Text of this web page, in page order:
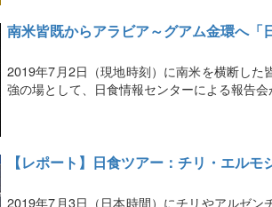
南米皆既からアラビア～グアム金環へ「
2019年7月2日（現地時刻）に南米を横断し
強の場として、日食情報センターによる報告会
【レポート】日食ツアー：チリ・エル
2019年7月3日（日本時間）にチリやアルゼ